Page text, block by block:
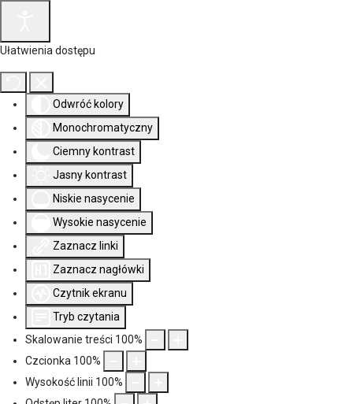
Ułatwienia dostępu
Odwróć kolory
Monochromatyczny
Ciemny kontrast
Jasny kontrast
Niskie nasycenie
Wysokie nasycenie
Zaznacz linki
Zaznacz nagłówki
Czytnik ekranu
Tryb czytania
Skalowanie treści 100%
Czcionka 100%
Wysokość linii 100%